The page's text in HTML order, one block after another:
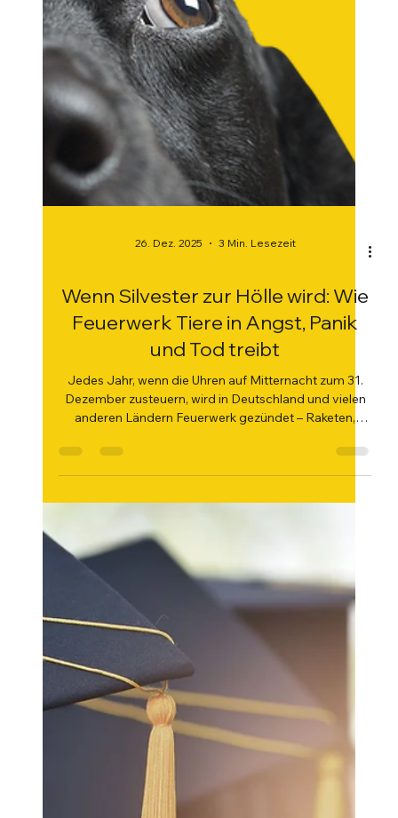
26. Dez. 2025 3 Min. Lesezeit
Wenn Silvester zur Hölle wird: Wie
Feuerwerk Tiere in Angst, Panik
anderen Ländern Feuerwerk gezündet – Raketen,
Brauch ist, bedeutet für Tiere puren Stress, Angst und
gesundheitliche Gefahr . Warum ist Feuerwerk für
Tiere so belastend? Hunde, Katzen und andere Tiere
haben ein deutlich empfindlicheres Gehör als
Menschen . Sie nehmen laute Geräusche nicht nur
stärker wahr, sie kön